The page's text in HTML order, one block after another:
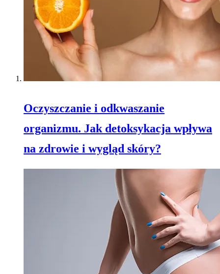
Oczyszczanie i odkwaszanie
organizmu. Jak detoksykacja wpływa
na zdrowie i wygląd skóry?